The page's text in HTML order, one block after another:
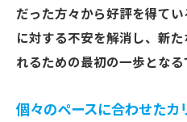
ペーパードライバ
心理的障壁を乗り
技術向上に向けた
緊急時の対処法を
だった方々から好評を得て
に対する不安を解消し、新
れるための最初の一歩となる
個々のペースに合わせたカ